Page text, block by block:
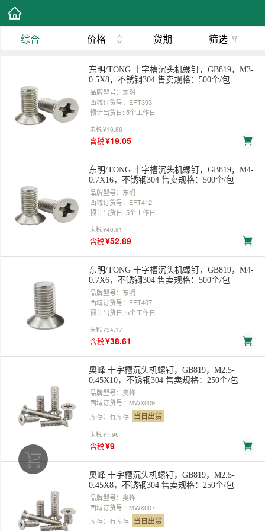
综合 价格 货期 筛选
东明/TONG 十字槽沉头机螺钉，GB819，M3-
0.5X8，不锈钢304 售卖规格：500个/包
品牌型号：东明
西域订货号：EFT393
预计出货日: 5个工作日
未税¥16.86
含税¥19.05
东明/TONG 十字槽沉头机螺钉，GB819，M4-
0.7X16，不锈钢304 售卖规格：500个/包
品牌型号：东明
西域订货号：EFT412
预计出货日: 5个工作日
未税¥46.81
含税¥52.89
东明/TONG 十字槽沉头机螺钉，GB819，M4-
0.7X6，不锈钢304 售卖规格：500个/包
品牌型号：东明
西域订货号：EFT407
预计出货日: 5个工作日
未税¥34.17
含税¥38.61
奥峰 十字槽沉头机螺钉，GB819，M2.5-
0.45X10，不锈钢304 售卖规格：250个/包
品牌型号：奥峰
西域订货号：MWX009
库存：有库存 当日出货
未税¥7.96
含税¥9
奥峰 十字槽沉头机螺钉，GB819，M2.5-
0.45X8，不锈钢304 售卖规格：250个/包
品牌型号：奥峰
西域订货号：MWX007
库存：有库存 当日出货